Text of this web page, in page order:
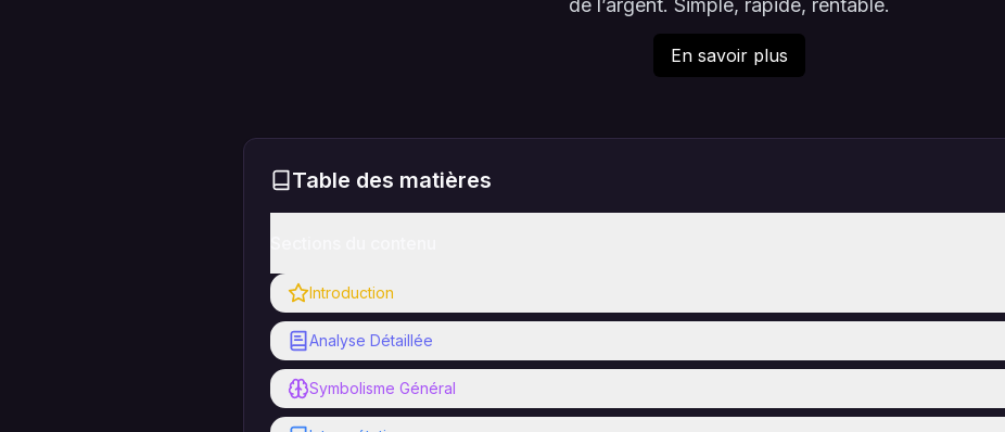
de l’argent. Simple, rapide, rentable.
En savoir plus
Table des matières
Introduction
Analyse Détaillée
Symbolisme Général